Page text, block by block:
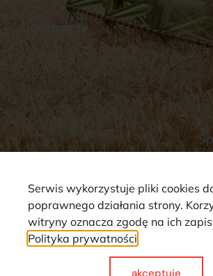
Dokumenty
Regulamin
Polityka prywatności
Reklamacje i zwroty
Dostawy
Płatności
Strona wykorzystuje pliki cookie. Wszystkie
Serwis wykorzystuje pliki cookies
poprawnego działania strony.
witryny oznacza zgodę na ich
Polityka prywatności
akceptuje